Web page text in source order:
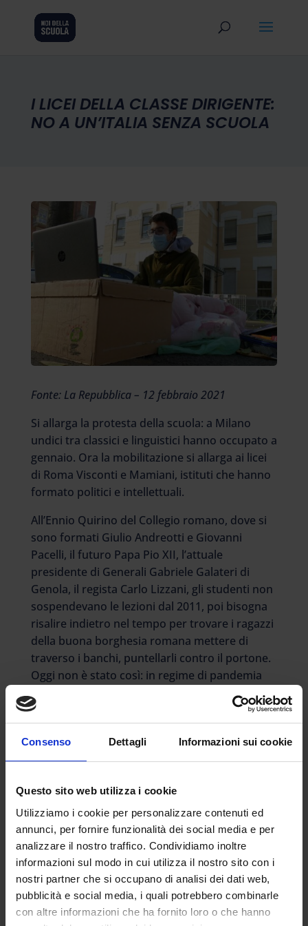
Consenso Dettagli Informazioni sui cookie
Questo sito web utilizza i cookie
Utilizziamo i cookie per personalizzare contenuti ed
annunci, per fornire funzionalità dei social media e per
analizzare il nostro traffico. Condividiamo inoltre
informazioni sul modo in cui utilizza il nostro sito con i
nostri partner che si occupano di analisi dei dati web,
pubblicità e social media, i quali potrebbero combinarle
con altre informazioni che ha fornito loro o che hanno
I LICEI DELLA CLASSE DIRIGENTE:
NO A UN’ITALIA SENZA SCUOLA
Fonte: La Repubblica – 12 febbraio 2021
Si allarga la protesta della scuola: a Milano
undici tra classici e linguistici hanno occupato a
gennaio. Ora la mobilitazione si allarga ai licei
di Roma Visconti e Mamiani, istituti che hanno
formato politici e intellettuali.
All’Ennio Quirino del Collegio romano, dove si
sono formati Giulio Andreotti e Giovanni
Pacelli, il futuro Papa Pio XII, l’attuale
presidente di Generali Gabriele Galateri di
Genola, il regista Carlo Lizzani, gli studenti non
sospendevano le lezioni dal 2011, poi bisogna
risalire indietro nel tempo per trovare i ragazzi
della buona borghesia romana mettere di
traverso i banchi, puntellarli contro il portone.
Oggi non è stato così: in regime di pandemia
permanente, e pericolosamente in risalita con
le varianti del virus proprio all’interno delle
scuole del Paese, non ci si può assembrare,
non si può fare barricata. Si sistemano, oggi, al
Parini e al Visconti, le seggiole negli atrii larghi
scuole, e ci siede mascherati. Si organizza
distanziati la settimana di occupazione:
l’incontro con il giornalista che si conosce, il
professore di Economia che si conosce, il
deputato che si conosce. Argomenti: i tagli alla
scuola per un Paese che non cresce, le quote
rosa in una politica patriarcale.